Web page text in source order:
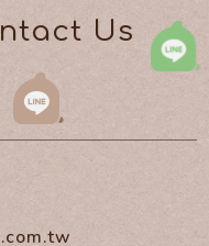
Us